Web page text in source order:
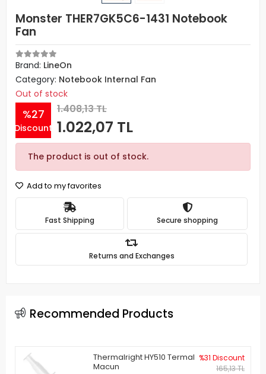
Monster THER7GK5C6-1431 Notebook
Fan
Brand: LineOn
Category: Notebook Internal Fan
Out of stock
%27
Discount
1.408,13 TL
1.022,07 TL
The product is out of stock.
Add to my favorites
Fast Shipping Secure shopping
Returns and Exchanges
Recommended Products
Thermalright HY510 Termal
Macun
%31 Discount
165,13 TL